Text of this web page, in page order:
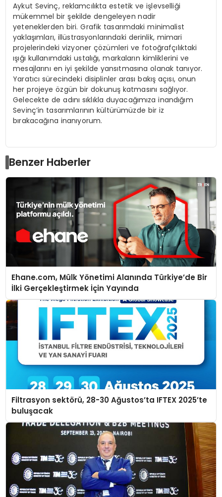
Aykut Sevinç, reklamcılıkta estetik ve işlevselliği
mükemmel bir şekilde dengeleyen nadir
yeteneklerden biri. Grafik tasarımdaki minimalist
yaklaşımları, illüstrasyonlarındaki derinlik, mimari
projelerindeki vizyoner çözümleri ve fotoğrafçılıktaki
ışığı kullanımdaki ustalığı, markaların kimliklerini ve
mesajlarını en iyi şekilde yansıtmasına olanak tanıyor.
Yaratıcı sürecindeki disiplinler arası bakış açısı, onun
her projeye özgün bir dokunuş katmasını sağlıyor.
Gelecekte de adını sıklıkla duyacağımıza inandığım
Sevinç’in tasarımlarının kültürümüzde bir iz
bırakacağına inanıyorum.
Benzer Haberler
Ehane.com, Mülk Yönetimi Alanında Türkiye’de Bir
İlki Gerçekleştirmek İçin Yayında
Filtrasyon sektörü, 28-30 Ağustos’ta IFTEX 2025’te
buluşacak